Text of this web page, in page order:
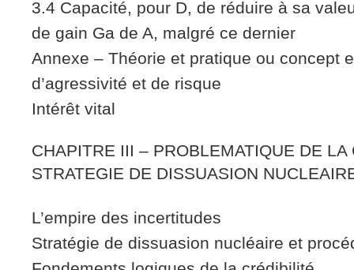
3.4 Capacité, pour D, de réduire à sa
de gain Ga de A, malgré ce dernier
Annexe – Théorie et pratique ou concept
d’agressivité et de risque
Intérêt vital
CHAPITRE III – PROBLEMATIQUE DE
STRATEGIE DE DISSUASION
L’empire des incertitudes
Stratégie de dissuasion nucléaire et